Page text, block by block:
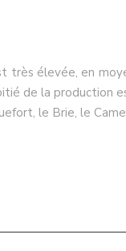
élevée, en
de la production
le Brie, le